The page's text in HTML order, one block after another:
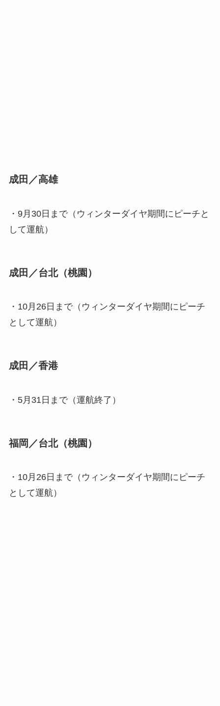
成田／高雄
・9月30日まで（ウィンターダイヤ期間にピーチと
して運航）
成田／台北（桃園）
・10月26日まで（ウィンターダイヤ期間にピーチ
として運航）
成田／香港
・5月31日まで（運航終了）
福岡／台北（桃園）
・10月26日まで（ウィンターダイヤ期間にピーチ
として運航）